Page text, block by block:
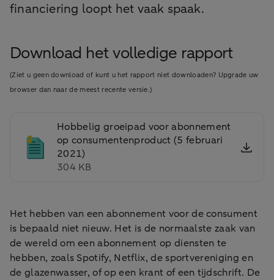
financiering loopt het vaak spaak.
Download het volledige rapport
(Ziet u geen download of kunt u het rapport niet downloaden? Upgrade uw
browser dan naar de meest recente versie.)
Hobbelig groeipad voor abonnement
op consumentenproduct (5 februari
2021)
304 KB
Het hebben van een abonnement voor de consument
is bepaald niet nieuw. Het is de normaalste zaak van
de wereld om een abonnement op diensten te
hebben, zoals Spotify, Netflix, de sportvereniging en
de glazenwasser, of op een krant of een tijdschrift. De